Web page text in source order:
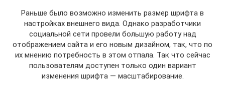
Раньше было возможно изменить размер шрифта в
настройках внешнего вида. Однако разработчики
социальной сети провели большую работу над
отображением сайта и его новым дизайном, так, что по
их мнению потребность в этом отпала. Так что сейчас
пользователям доступен только один вариант
изменения шрифта — масштабирование.